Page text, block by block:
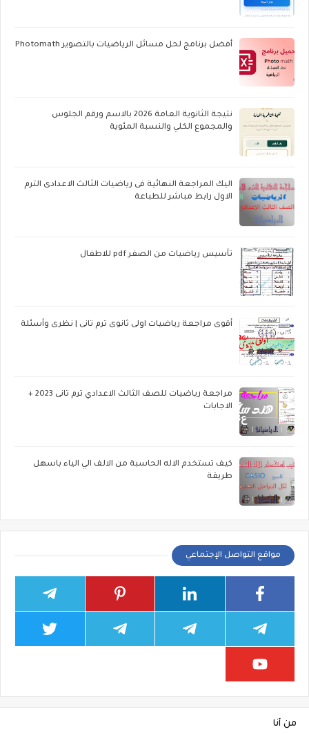
أفضل برنامج لحل مسائل الرياضيات بالتصوير Photomath
نتيجة الثانوية العامة 2026 بالاسم ورقم الجلوس
والمجموع الكلي والنسبة المئوية
اليك المراجعة النهائية فى رياضيات الثالث الاعدادى الترم
الاول رابط مباشر للطباعة
تأسيس رياضيات من الصفر pdf للاطفال
أقوى مراجعة رياضيات اولى ثانوى ترم تانى | نظرى وأسئلة
مراجعة رياضيات للصف الثالث الاعدادي ترم تانى 2023 +
الاجابات
كيف تستخدم الاله الحاسبة من الالف الي الياء باسهل
طريقة
مواقع التواصل الإجتماعي
من أنا